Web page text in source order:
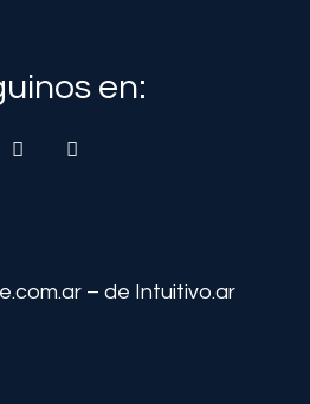
en:
– de Intuitivo.ar